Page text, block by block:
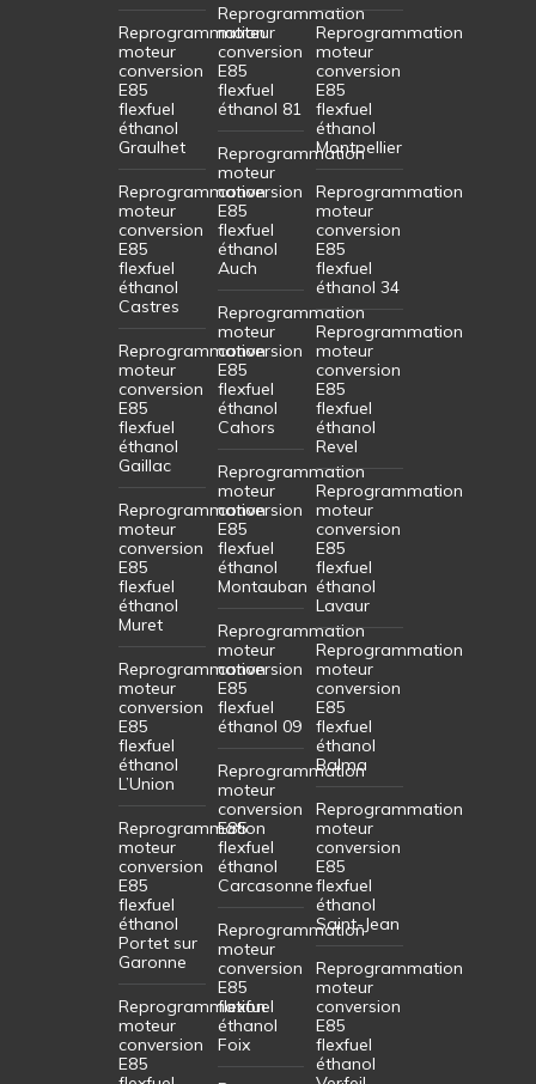
Reprogrammation
moteur
conversion
E85
flexfuel
éthanol
Graulhet
Reprogrammation
moteur
conversion
E85
flexfuel
éthanol
Castres
Reprogrammation
moteur
conversion
E85
flexfuel
éthanol
Gaillac
Reprogrammation
moteur
conversion
E85
flexfuel
éthanol
Muret
Reprogrammation
moteur
conversion
E85
flexfuel
éthanol
L’Union
Reprogrammation
moteur
conversion
E85
flexfuel
éthanol
Portet sur
Garonne
Reprogrammation
moteur
conversion
E85
Reprogrammation
moteur
conversion
E85
flexfuel
éthanol 81
Reprogrammation
moteur
conversion
E85
flexfuel
éthanol
Auch
Reprogrammation
moteur
conversion
E85
flexfuel
éthanol
Cahors
Reprogrammation
moteur
conversion
E85
flexfuel
éthanol
Montauban
Reprogrammation
moteur
conversion
E85
flexfuel
éthanol 09
Reprogrammation
moteur
conversion
E85
flexfuel
éthanol
Carcasonne
Reprogrammation
moteur
conversion
E85
flexfuel
éthanol
Foix
Reprogrammation
moteur
conversion
E85
flexfuel
éthanol
Montpellier
Reprogrammation
moteur
conversion
E85
flexfuel
éthanol 34
Reprogrammation
moteur
conversion
E85
flexfuel
éthanol
Revel
Reprogrammation
moteur
conversion
E85
flexfuel
éthanol
Lavaur
Reprogrammation
moteur
conversion
E85
flexfuel
éthanol
Balma
Reprogrammation
moteur
conversion
E85
flexfuel
éthanol
Saint-Jean
Reprogrammation
moteur
conversion
E85
flexfuel
éthanol